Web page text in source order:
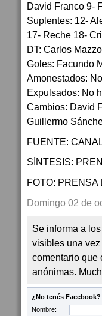
David Franco 9-
Suplentes: 12-
17- Reche 18-
DT: Carlos
Goles: Facundo
Amonestados:
Expulsados: No
Cambios: David
Guillermo
FUENTE:
SÍNTESIS:
FOTO: PRENSA
Domingo 02 de
Se informa a
visibles una
comentario que
anónimas.
¿No tenés Facebook?
Nombre: